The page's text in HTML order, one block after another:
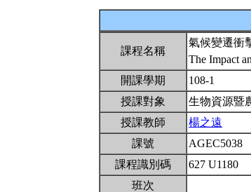
課程名稱
氣候變遷衝
The Impact
開課學期
108-1
授課對象
生物資源暨
授課教師
楊之遠
課號
AGEC5038
課程識別碼
627 U1180
班次